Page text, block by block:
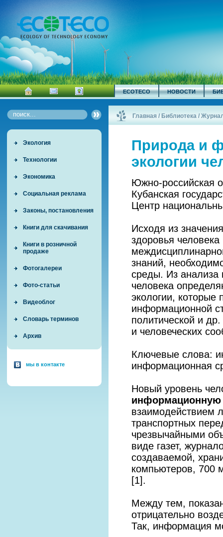
ECOTECO НОВОСТИ
Экология
Технологии
Экономика
Социальная реклама
Законы, постановления
Книги для скачивания
Книги в розничной
продаже
Фотогалереи
Фото-статьи
Видеоблог
Словарь терминов
Архив
мы в контакте
Главная / Библиотека /
Природа и
экологии
Южно-российская
Кубанская
Центр
Исходя из
здоровья
знаний,
среды. Из анализа
человека
экологии,
информационной
политической и
и человеческих
Ключевые слова:
информационная
Новый уровень
взаимодействием
транспортных
чрезвычайными
виде газет,
создаваемой,
компьютеров, 700
[1].
Между тем,
отрицательно
Так, информация